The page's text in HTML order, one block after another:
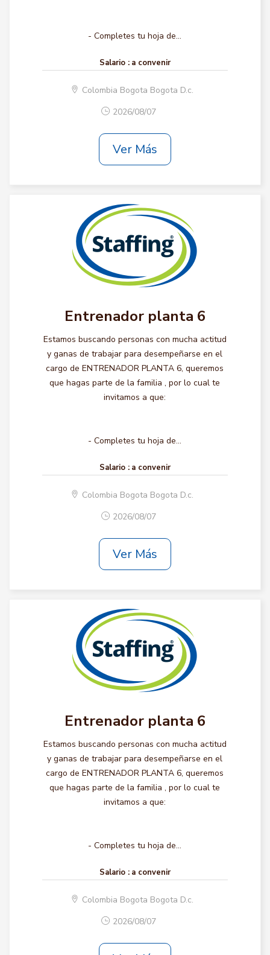
- Completes tu hoja de...
Salario : a convenir
Colombia Bogota Bogota D.c.
2026/08/07
Ver Más
Entrenador planta 6
Estamos buscando personas con mucha actitud
y ganas de trabajar para desempeñarse en el
cargo de ENTRENADOR PLANTA 6, queremos
que hagas parte de la familia , por lo cual te
invitamos a que:
- Completes tu hoja de...
Salario : a convenir
Colombia Bogota Bogota D.c.
2026/08/07
Ver Más
Entrenador planta 6
Estamos buscando personas con mucha actitud
y ganas de trabajar para desempeñarse en el
cargo de ENTRENADOR PLANTA 6, queremos
que hagas parte de la familia , por lo cual te
invitamos a que:
- Completes tu hoja de...
Salario : a convenir
Colombia Bogota Bogota D.c.
2026/08/07